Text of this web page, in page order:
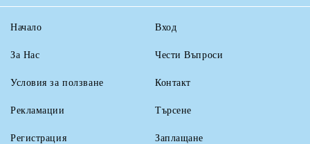
Начало
За Нас
Условия за ползване
Рекламации
Вход
Чести Въпроси
Контакт
Търсене
Регистрация Заплащане